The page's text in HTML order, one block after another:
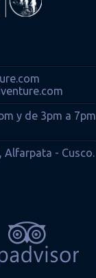
y de 3pm a 7pm
Alfarpata - Cusco.